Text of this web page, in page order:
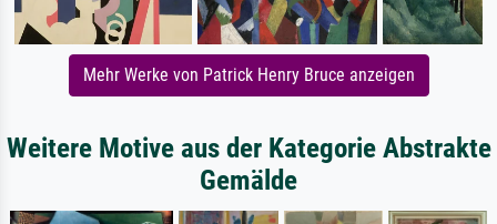
Mehr Werke von Patrick Henry Bruce anzeigen
Weitere Motive aus der Kategorie Abstrakte
Gemälde